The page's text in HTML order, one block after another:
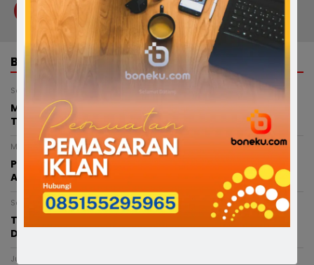
Bahtiar Parenrengi Catatan Pinggir Opini
BERITA TERKAIT
Senin, 27 Juli 2026 - 12:59 WITA
Menguji Adrenalin di Air Terjun Maccading, Surga
Tersembunyi Bone yang Kini Diburu Pecinta Canyoning
Minggu, 26 Juli 2026 - 18:09 WITA
Pemprov Sulsel Tanam 7.000 Mangrove di Pangkep,
Andi Sudirman Ajak Masyarakat Jaga Pesisir
Sabtu, 4 Juli 2026 - 17:38 WITA
Tradisi ‘Massari’ Tetap Lestari, Tuak Manis dan Gogos
Desa Lattekko Jadi Magnet Wisata Kuliner Bone
Jumat, 3 Juli 2026 - 08:21 WITA